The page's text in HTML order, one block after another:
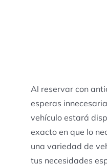
Al reservar con
esperas
vehículo estará
exacto en que lo
una variedad de
tus necesidades